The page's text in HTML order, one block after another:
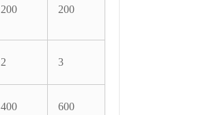
200 200
2 3
400 600